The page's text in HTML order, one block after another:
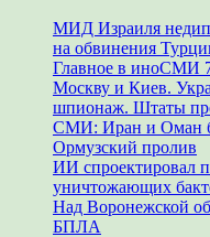
МИД Израиля
на обвинения
Главное в иноСМИ
Москву и Киев.
шпионаж. Штаты
СМИ: Иран и Оман
Ормузский пролив
ИИ спроектировал
уничтожающих
Над Воронежской
БПЛА